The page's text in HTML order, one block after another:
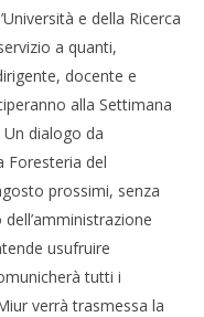
e della Ricerca
a quanti,
docente e
alla Settimana
dialogo da
Foresteria del
prossimi, senza
usufruire
tutti i
verrà trasmessa la